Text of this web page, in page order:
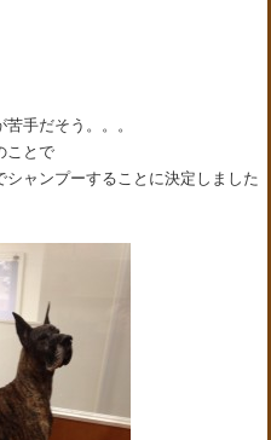
手だそう。。。
ことで
ャンプーすることに決定しました